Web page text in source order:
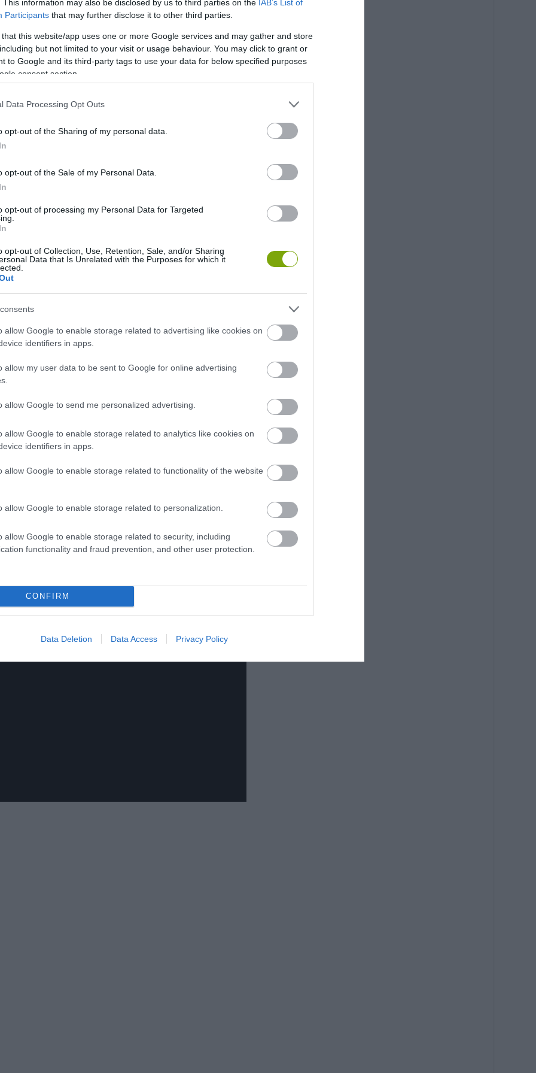
This information may also be disclosed by us to third parties on the IAB’s List of
Participants that may further disclose it to other third parties.
that this website/app uses one or more Google services and may gather and store
but not limited to your visit or usage behaviour. You may click to grant or
to Google and its third-party tags to use your data for below specified purposes
consent section.
Data Processing Opt Outs
opt-out of the Sharing of my personal data.
opt-out of the Sale of my Personal Data.
opt-out of processing my Personal Data for Targeted
opt-out of Collection, Use, Retention, Sale, and/or Sharing
Data that Is Unrelated with the Purposes for which it
allow Google to enable storage related to advertising like cookies on
identifiers in apps.
allow my user data to be sent to Google for online advertising
allow Google to send me personalized advertising.
allow Google to enable storage related to analytics like cookies on
identifiers in apps.
allow Google to enable storage related to functionality of the website
allow Google to enable storage related to personalization.
allow Google to enable storage related to security, including
functionality and fraud prevention, and other user protection.
CONFIRM
Data Deletion Data Access Privacy Policy
fel a francia régészek, de a háború és a politikai helyzet
ig nem folytatódtak.
az amerikai bombázások és még ma is több
mindez lassúvá és veszélyessé teszi az
felett több mint 2 millió tonna muníciót juttattak a
(egy fő lakosra vetítve) belül is ez a terület, a Xieng
A becslések szerint a bombák mintegy 30%-a